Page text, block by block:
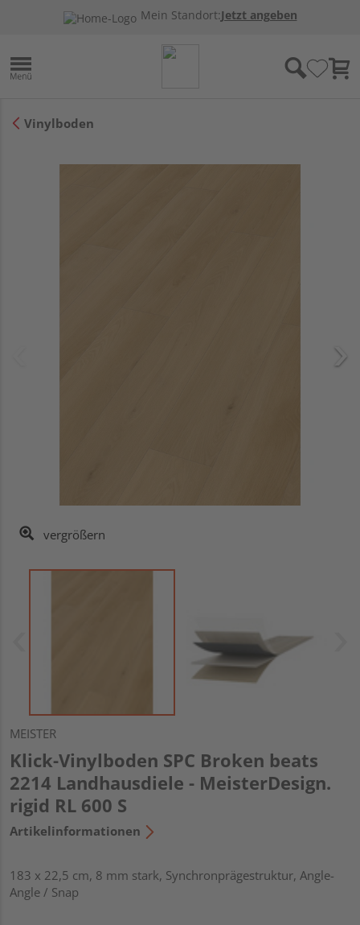
Mein Standort:Jetzt angeben
Vinylboden
vergrößern
MEISTER
Klick-Vinylboden SPC Broken beats
2214 Landhausdiele - MeisterDesign.
rigid RL 600 S
Artikelinformationen
183 x 22,5 cm, 8 mm stark, Synchronprägestruktur, Angle-
Angle / Snap